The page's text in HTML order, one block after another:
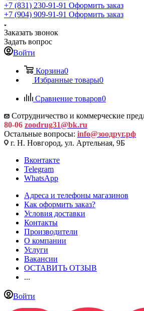
+7 (831) 230-91-91 Оформить заказ
+7 (904) 909-91-91 Оформить заказ
Заказать звонок
Задать вопрос
Войти
Корзина0
Избранные товары0
Сравнение товаров0
Сотрудничество и коммерческие
80-06 zoodrug31@bk.ru
Остальные вопросы: info@зоодруг.рф
г. Н. Новгород, ул. Артельная, 9Б
Вконтакте
Telegram
WhatsApp
Адреса и телефоны магазинов
Как оформить заказ?
Условия доставки
Контакты
Производители
О компании
Услуги
Вакансии
ОСТАВИТЬ ОТЗЫВ
...
Войти